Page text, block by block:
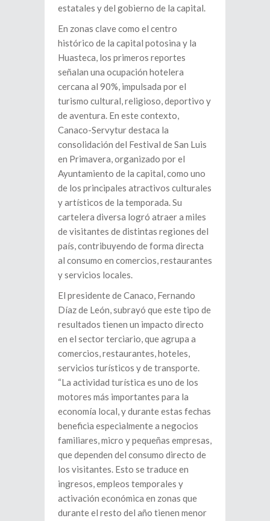
estatales y del gobierno de la capital.
En zonas clave como el centro
histórico de la capital potosina y la
Huasteca, los primeros reportes
señalan una ocupación hotelera
cercana al 90%, impulsada por el
turismo cultural, religioso, deportivo y
de aventura. En este contexto,
Canaco-Servytur destaca la
consolidación del Festival de San Luis
en Primavera, organizado por el
Ayuntamiento de la capital, como uno
de los principales atractivos culturales
y artísticos de la temporada. Su
cartelera diversa logró atraer a miles
de visitantes de distintas regiones del
país, contribuyendo de forma directa
al consumo en comercios, restaurantes
y servicios locales.
El presidente de Canaco, Fernando
Díaz de León, subrayó que este tipo de
resultados tienen un impacto directo
en el sector terciario, que agrupa a
comercios, restaurantes, hoteles,
servicios turísticos y de transporte.
“La actividad turística es uno de los
motores más importantes para la
economía local, y durante estas fechas
beneficia especialmente a negocios
familiares, micro y pequeñas empresas,
que dependen del consumo directo de
los visitantes. Esto se traduce en
ingresos, empleos temporales y
activación económica en zonas que
durante el resto del año tienen menor